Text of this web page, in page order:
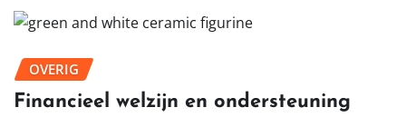
OVERIG
Financieel welzijn en ondersteuning